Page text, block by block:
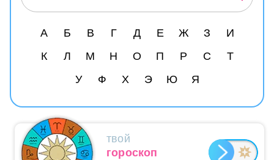
А Б В Г Д Е Ж З
И
К
Л М Н О П Р С
Т
У
Ф Х Э Ю Я
твой
гороскоп